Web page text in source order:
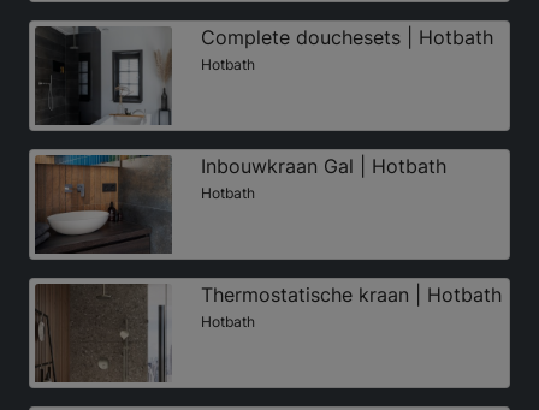
Complete douchesets | Hotbath
Hotbath
Inbouwkraan Gal | Hotbath
Hotbath
Thermostatische kraan | Hotbath
Hotbath